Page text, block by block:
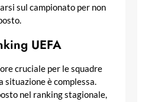
sul campionato per non
UEFA
cruciale per le squadre
situazione è complessa.
nel ranking stagionale,